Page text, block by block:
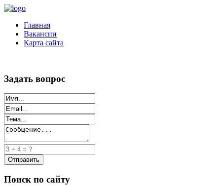
Главная
Вакансии
Карта сайта
Задать вопрос
Поиск по сайту